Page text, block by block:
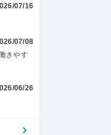
07/16
07/08
きやす
06/26